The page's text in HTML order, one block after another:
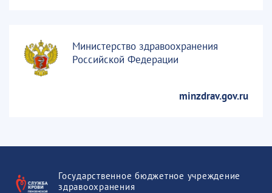
Министерство здравоохранения
Российской Федерации
minzdrav.gov.ru
Государственное бюджетное учреждение
здравоохранения